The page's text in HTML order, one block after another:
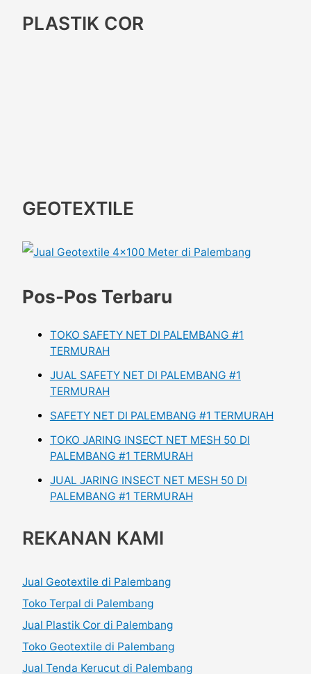
PLASTIK COR
GEOTEXTILE
Pos-Pos Terbaru
TOKO SAFETY NET DI PALEMBANG #1
TERMURAH
JUAL SAFETY NET DI PALEMBANG #1
TERMURAH
SAFETY NET DI PALEMBANG #1 TERMURAH
TOKO JARING INSECT NET MESH 50 DI
PALEMBANG #1 TERMURAH
JUAL JARING INSECT NET MESH 50 DI
PALEMBANG #1 TERMURAH
REKANAN KAMI
Jual Geotextile di Palembang
Toko Terpal di Palembang
Jual Plastik Cor di Palembang
Toko Geotextile di Palembang
Jual Tenda Kerucut di Palembang